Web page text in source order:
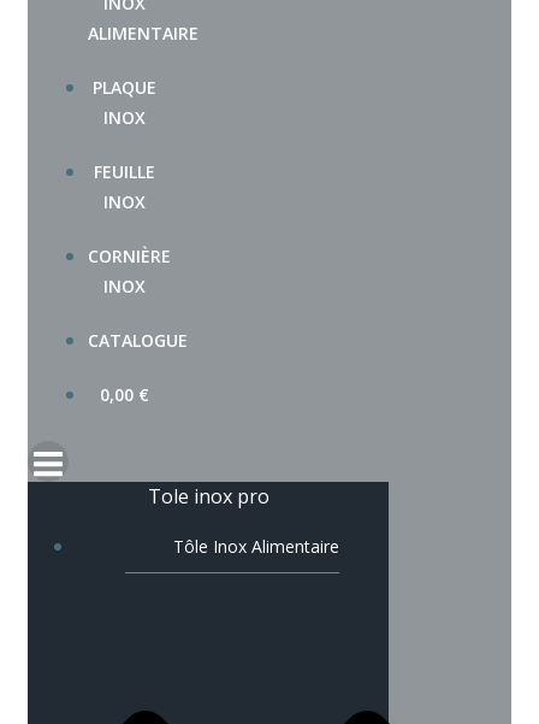
ALIMENTAIRE
PLAQUE
INOX
FEUILLE
INOX
CORNIÈRE
INOX
CATALOGUE
0,00 €
Tole inox pro
Tôle Inox Alimentaire